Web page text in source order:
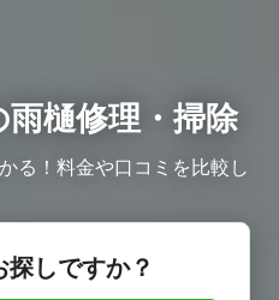
樋修理・掃除
る！料金や口コミを比較し
探しですか？